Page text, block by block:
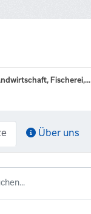
Fischerei,...
Über uns